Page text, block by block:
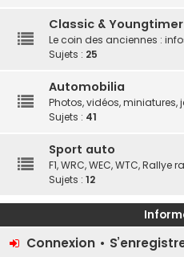
Classic & Youngtimer
Le coin des anciennes :
Sujets : 25
Automobilia
Photos, vidéos, miniatures,
Sujets : 41
Sport auto
F1, WRC, WEC, WTC, Rallye
Sujets : 12
Connexion •